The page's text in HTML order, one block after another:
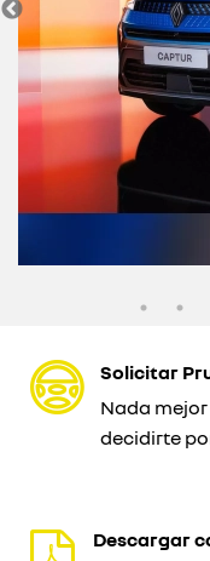
Solicitar
Nada
decidirte
Descargar